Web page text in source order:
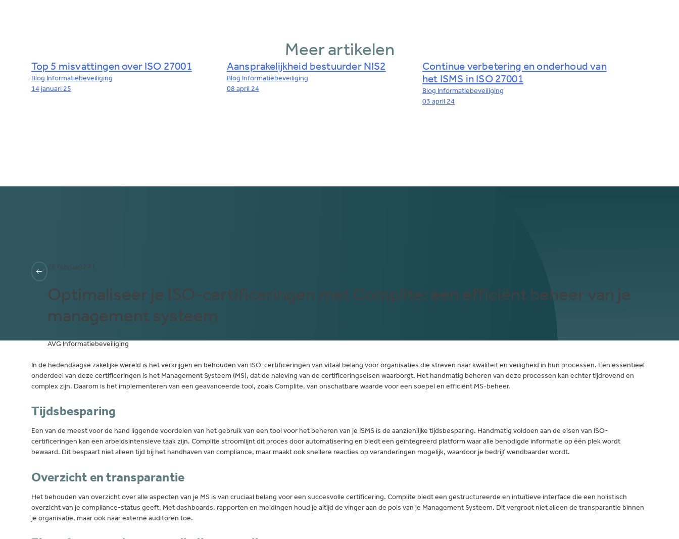
Meer artikelen
Top 5 misvattingen over ISO 27001
Blog Informatiebeveiliging
14 januari 25
Aansprakelijkheid bestuurder NIS2
Blog Informatiebeveiliging
08 april 24
Continue verbetering en onderhoud van
het ISMS in ISO 27001
Blog Informatiebeveiliging
03 april 24
26 februari 24 |
Optimaliseer je ISO-certificeringen met Complite: een efficiënt beheer van je
management systeem
AVG Informatiebeveiliging
In de hedendaagse zakelijke wereld is het verkrijgen en behouden van ISO-certificeringen van vitaal belang voor organisaties die streven naar kwaliteit en veiligheid in hun processen. Een essentieel
onderdeel van deze certificeringen is het Management Systeem (MS), dat de naleving van de certificeringseisen waarborgt. Het handmatig beheren van deze processen kan echter tijdrovend en
complex zijn. Daarom is het implementeren van een geavanceerde tool, zoals Complite, van onschatbare waarde voor een soepel en efficiënt MS-beheer.
Tijdsbesparing
Een van de meest voor de hand liggende voordelen van het gebruik van een tool voor het beheren van je ISMS is de aanzienlijke tijdsbesparing. Handmatig voldoen aan de eisen van ISO-
certificeringen kan een arbeidsintensieve taak zijn. Complite stroomlijnt dit proces door automatisering en biedt een geïntegreerd platform waar alle benodigde informatie op één plek wordt
bewaard. Dit bespaart niet alleen tijd bij het handhaven van compliance, maar maakt ook snellere reacties op veranderingen mogelijk, waardoor je bedrijf wendbaarder wordt.
Overzicht en transparantie
Het behouden van overzicht over alle aspecten van je MS is van cruciaal belang voor een succesvolle certificering. Complite biedt een gestructureerde en intuïtieve interface die een holistisch
overzicht van je compliance-status geeft. Met dashboards, rapporten en meldingen houd je altijd de vinger aan de pols van je Management Systeem. Dit vergroot niet alleen de transparantie binnen
je organisatie, maar ook naar externe auditoren toe.